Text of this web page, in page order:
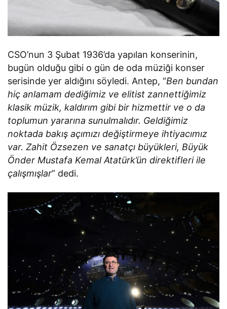
CSO’nun 3 Şubat 1936’da yapılan konserinin,
bugün olduğu gibi o gün de oda müziği konser
serisinde yer aldığını söyledi. Antep, “Ben bundan
hiç anlamam dediğimiz ve elitist zannettiğimiz
klasik müzik, kaldırım gibi bir hizmettir ve o da
toplumun yararına sunulmalıdır. Geldiğimiz
noktada bakış açımızı değiştirmeye ihtiyacımız
var. Zahit Özsezen ve sanatçı büyükleri, Büyük
Önder Mustafa Kemal Atatürk’ün direktifleri ile
çalışmışlar” dedi.